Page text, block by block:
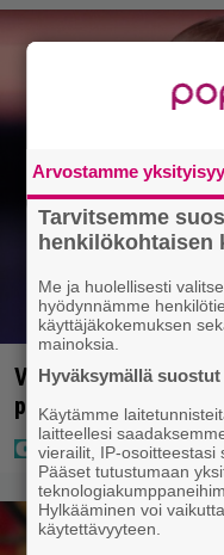
Vappu Pimiä sai
pettyi siellä kahteen
Arvostamme
Tarvitsemme
henkilökohtaisen
Me ja huolellisesti
hyödynnämme
käyttäjäkokemuksen
mainoksia.
Hyväksymällä
Käytämme
laitteellesi
vierailit, IP-osoitteestasi
Pääset tutustumaan
Hylkääminen voi
käytettävyyteen.